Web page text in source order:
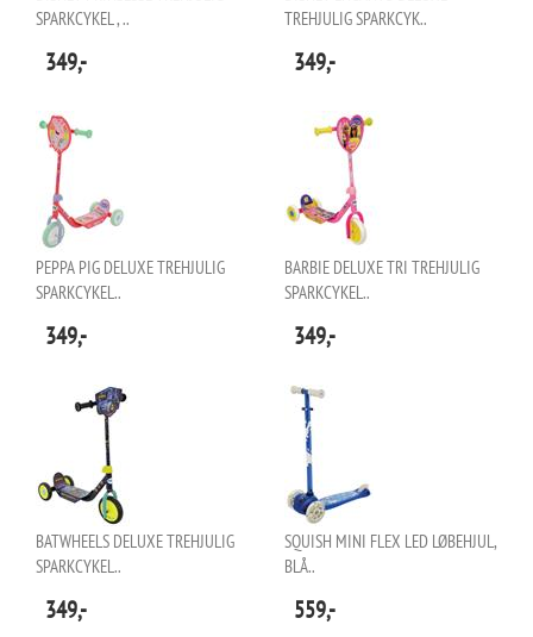
SPARKCYKEL , ..
349,-
TREHJULIG SPARKCYK..
349,-
PEPPA PIG DELUXE TREHJULIG
SPARKCYKEL..
349,-
BARBIE DELUXE TRI TREHJULIG
SPARKCYKEL..
349,-
BATWHEELS DELUXE TREHJULIG
SPARKCYKEL..
349,-
SQUISH MINI FLEX LED LØBEHJUL,
BLÅ..
559,-